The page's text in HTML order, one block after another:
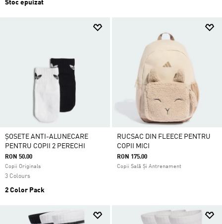
Stoc epuizat
ȘOSETE ANTI-ALUNECARE
PENTRU COPII 2 PERECHI
RON 50.00
Copii Originals
3 Colours
2 Color Pack
RUCSAC DIN FLEECE PENTRU
COPII MICI
RON 175.00
Copii Sală Și Antrenament